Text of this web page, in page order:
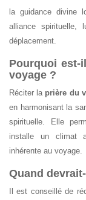
la guidance divine
alliance spirituelle,
déplacement.
Pourquoi
voyage ?
Réciter la prière du
en harmonisant la
spirituelle. Elle
installe un climat
inhérente au voyage.
Quand
Il est conseillé de